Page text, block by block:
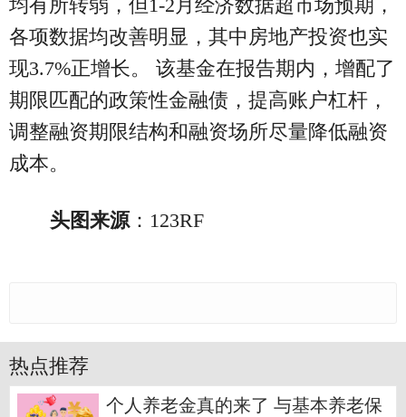
均有所转弱，但1-2月经济数据超市场预期，
各项数据均改善明显，其中房地产投资也实
现3.7%正增长。 该基金在报告期内，增配了
期限匹配的政策性金融债，提高账户杠杆，
调整融资期限结构和融资场所尽量降低融资
成本。
头图来源：123RF
热点推荐
个人养老金真的来了 与基本养老保